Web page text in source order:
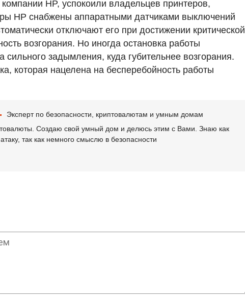
HP, успокоили владельцев принтеров,
HP снабжены аппаратными датчиками выключений
отключают его при достижении критической
возгорания. Но иногда остановка работы
сильного задымления, куда губительнее возгорания.
которая нацелена на бесперебойность работы
Эксперт по безопасности, криптовалютам и умным домам
Создаю свой умный дом и делюсь этим с Вами. Знаю как
так как немного смыслю в безопасности